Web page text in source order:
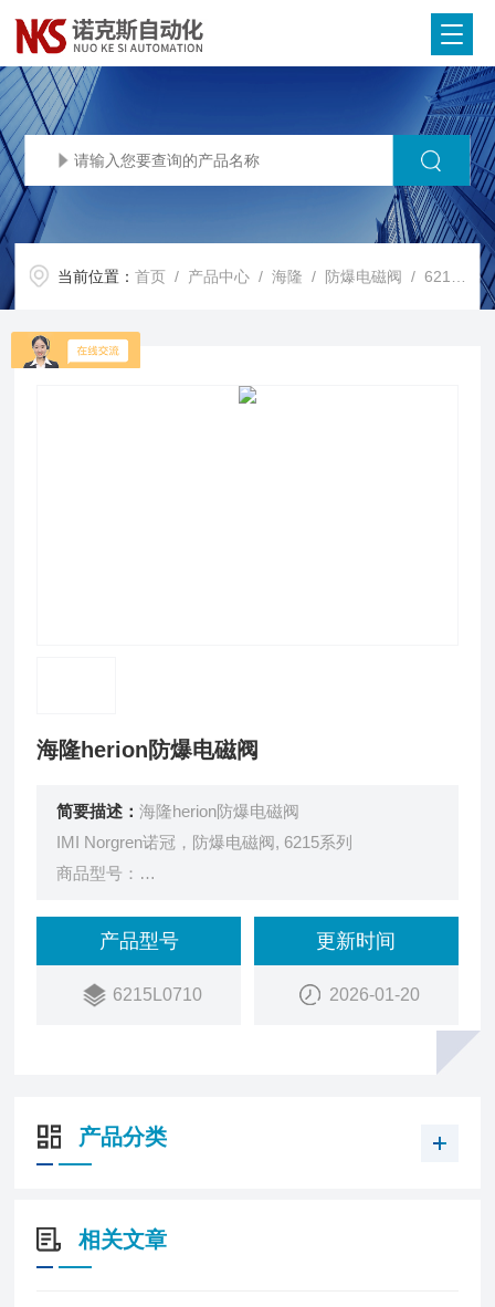
当前位置：首页 / 产品中心 /海隆 / 防爆电磁阀 / 6215L0710海隆herion防爆电磁阀
海隆herion防爆电磁阀
简要描述：海隆herion防爆电磁阀
IMI Norgren诺冠，防爆电磁阀, 6215系列
商品型号：
订货号：
2ZZZ1122
销量：
产品型号
6215L0710
更新时间
2026-01-20
产品分类
相关文章